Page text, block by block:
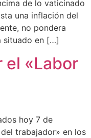
de lo vaticinado
una inflación del
no pondera
situado en […]
el «Labor
hoy 7 de
trabajador» en los